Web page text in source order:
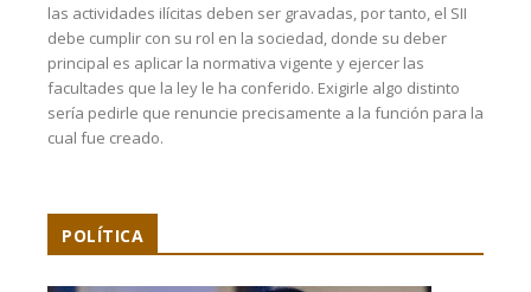
las actividades ilícitas deben ser gravadas, por tanto, el SII
debe cumplir con su rol en la sociedad, donde su deber
principal es aplicar la normativa vigente y ejercer las
facultades que la ley le ha conferido. Exigirle algo distinto
sería pedirle que renuncie precisamente a la función para la
cual fue creado.
POLÍTICA